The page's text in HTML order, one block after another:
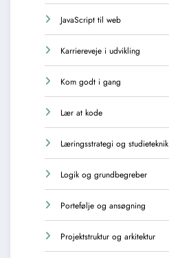
JavaScript til web
Karriereveje i udvikling
Kom godt i gang
Lær at kode
Læringsstrategi og studieteknik
Logik og grundbegreber
Portefølje og ansøgning
Projektstruktur og arkitektur